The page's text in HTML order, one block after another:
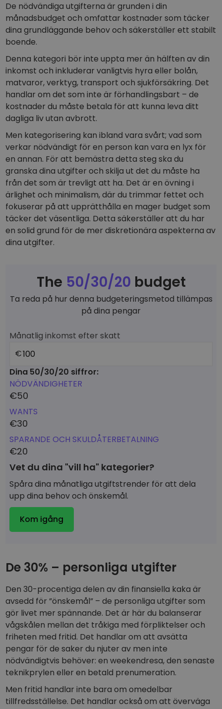
De nödvändiga utgifterna är grunden i din
månadsbudget och omfattar kostnader som täcker
dina grundläggande behov och säkerställer ett stabilt
boende.
Denna kategori bör inte uppta mer än hälften av din
inkomst och inkluderar vanligtvis hyra eller bolån,
matvaror, verktyg, transport och sjukförsäkring. Det
handlar om det som inte är förhandlingsbart – de
kostnader du måste betala för att kunna leva ditt
dagliga liv utan avbrott.
Men kategorisering kan ibland vara svårt; vad som
verkar nödvändigt för en person kan vara en lyx för
en annan. För att bemästra detta steg ska du
granska dina utgifter och skilja ut det du måste ha
från det som är trevligt att ha. Det är en övning i
ärlighet och minimalism, där du trimmar fettet och
fokuserar på att upprätthålla en mager budget som
täcker det väsentliga. Detta säkerställer att du har
en solid grund för de mer diskretionära aspekterna av
dina utgifter.
The 50/30/20 budget
Ta reda på hur denna budgeteringsmetod tillämpas
på dina pengar
Månatlig inkomst efter skatt
€
Vet du dina "vill ha" kategorier?
Spåra dina månatliga utgiftstrender för att dela
upp dina behov och önskemål.
Kom igång
Dina 50/30/20 siffror:
NÖDVÄNDIGHETER
€50
WANTS
€30
SPARANDE OCH SKULDÅTERBETALNING
€20
De 30% – personliga utgifter
Den 30-procentiga delen av din finansiella kaka är
avsedd för ”önskemål” – de personliga utgifter som
gör livet mer spännande. Det är här du balanserar
vågskålen mellan det tråkiga med förpliktelser och
friheten med fritid. Det handlar om att avsätta
pengar för de saker du njuter av men inte
nödvändigtvis behöver: en weekendresa, den senaste
teknikprylen eller en betald prenumeration.
Men fritid handlar inte bara om omedelbar
tillfredsställelse. Det handlar också om att överväga